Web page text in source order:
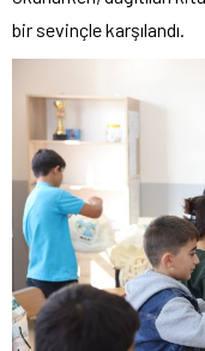
bir sevinçle karşılandı.